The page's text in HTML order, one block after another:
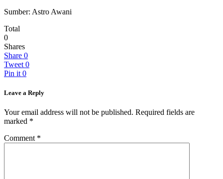
Sumber: Astro Awani
Total
0
Shares
Share 0
Tweet 0
Pin it 0
Leave a Reply
Your email address will not be published. Required fields are
marked *
Comment *